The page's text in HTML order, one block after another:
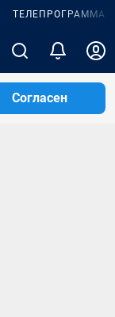
ТЕЛЕПРОГРАММА
Согласен